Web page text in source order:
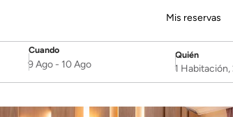
Mis reservas
Cuando
SelectDate
9 Ago- 10 Ago
Quién
Username
1